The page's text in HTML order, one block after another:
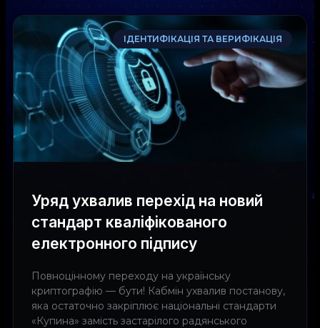
ІДЕНТИФІКАЦІЯ ТА ВЕРИФІКАЦІЯ
Уряд ухвалив перехід на новий
стандарт кваліфікованого
електронного підпису
Повноцінному переходу на українську
криптографію — бути! Кабмін ухвалив постанову,
яка остаточно закріплює національні стандарти
«Купина» замість застарілого радянського